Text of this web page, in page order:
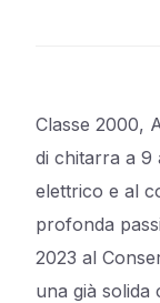
Classe 2000,
di chitarra a 9
elettrico e al
profonda
2023 al
una già